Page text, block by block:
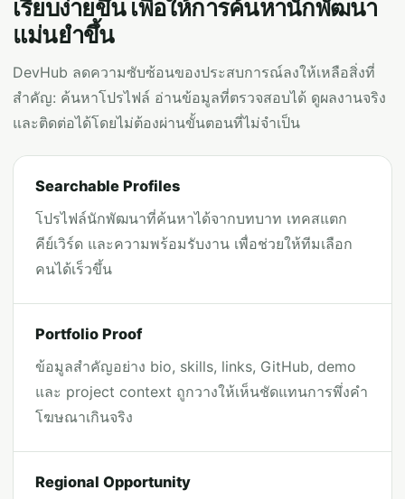
เรียบง่ายขึ้น เพื่อให้การค้นหานักพัฒนา
แม่นยำขึ้น
DevHub ลดความซับซ้อนของประสบการณ์ลงให้เหลือสิ่งที่
สำคัญ: ค้นหาโปรไฟล์ อ่านข้อมูลที่ตรวจสอบได้ ดูผลงานจริง
และติดต่อได้โดยไม่ต้องผ่านขั้นตอนที่ไม่จำเป็น
Searchable Profiles
โปรไฟล์นักพัฒนาที่ค้นหาได้จากบทบาท เทคสแตก
คีย์เวิร์ด และความพร้อมรับงาน เพื่อช่วยให้ทีมเลือก
คนได้เร็วขึ้น
Portfolio Proof
ข้อมูลสำคัญอย่าง bio, skills, links, GitHub, demo
และ project context ถูกวางให้เห็นชัดแทนการพึ่งคำ
โฆษณาเกินจริง
Regional Opportunity